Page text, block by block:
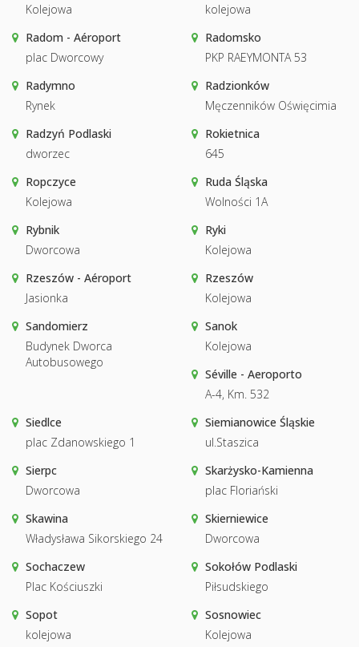
Kolejowa
kolejowa
Radom - Aéroport
plac Dworcowy
Radomsko
PKP RAEYMONTA 53
Radymno
Rynek
Radzionków
Męczenników Oświęcimia
Radzyń Podlaski
dworzec
Rokietnica
645
Ropczyce
Kolejowa
Ruda Śląska
Wolności 1A
Rybnik
Dworcowa
Ryki
Kolejowa
Rzeszów - Aéroport
Jasionka
Rzeszów
Kolejowa
Sandomierz
Budynek Dworca
Autobusowego
Sanok
Kolejowa
Séville - Aeroporto
A-4, Km. 532
Siedlce
plac Zdanowskiego 1
Siemianowice Śląskie
ul.Staszica
Sierpc
Dworcowa
Skarżysko-Kamienna
plac Floriański
Skawina
Władysława Sikorskiego 24
Skierniewice
Dworcowa
Sochaczew
Plac Kościuszki
Sokołów Podlaski
Piłsudskiego
Sopot
kolejowa
Sosnowiec
Kolejowa